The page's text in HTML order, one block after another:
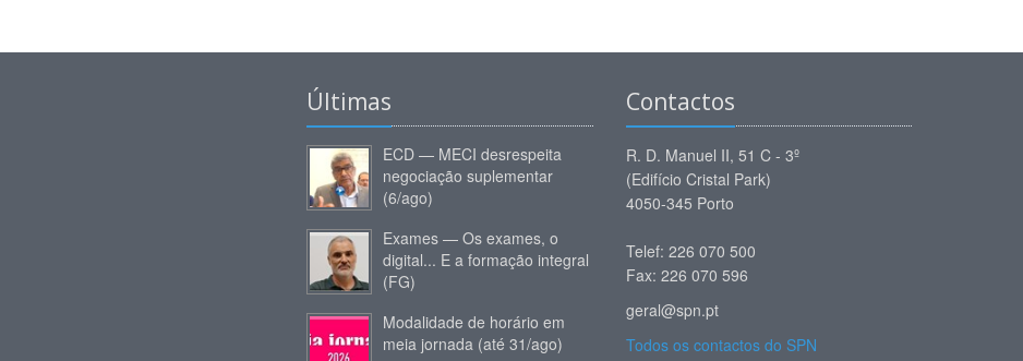
Últimas
ECD — MECI desrespeita
negociação suplementar
(6/ago)
Exames — Os exames, o
digital... E a formação integral
(FG)
Modalidade de horário em
meia jornada (até 31/ago)
Contactos
R. D. Manuel II, 51 C - 3º
(Edifício Cristal Park)
4050-345 Porto
Telef: 226 070 500
Fax: 226 070 596
geral@spn.pt
Todos os contactos do SPN